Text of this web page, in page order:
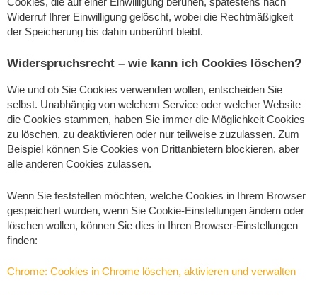
Widerruf Ihrer Einwilligung gelöscht, wobei die Rechtmäßigkeit
der Speicherung bis dahin unberührt bleibt.
Widerspruchsrecht – wie kann ich Cookies löschen?
Wie und ob Sie Cookies verwenden wollen, entscheiden Sie
selbst. Unabhängig von welchem Service oder welcher Website
die Cookies stammen, haben Sie immer die Möglichkeit Cookies
zu löschen, zu deaktivieren oder nur teilweise zuzulassen. Zum
Beispiel können Sie Cookies von Drittanbietern blockieren, aber
alle anderen Cookies zulassen.
Wenn Sie feststellen möchten, welche Cookies in Ihrem Browser
gespeichert wurden, wenn Sie Cookie-Einstellungen ändern oder
löschen wollen, können Sie dies in Ihren Browser-Einstellungen
finden:
Chrome: Cookies in Chrome löschen, aktivieren und verwalten